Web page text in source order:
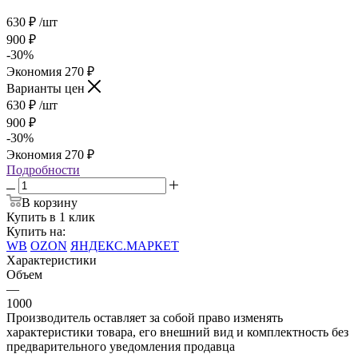
630 ₽ /шт
900 ₽
-30%
Экономия 270 ₽
Варианты цен
630 ₽ /шт
900 ₽
-30%
Экономия 270 ₽
Подробности
В корзину
Купить в 1 клик
Купить на:
WB OZON ЯНДЕКС.МАРКЕТ
Характеристики
Объем
—
1000
Производитель оставляет за собой право изменять
характеристики товара, его внешний вид и комплектность без
предварительного уведомления продавца